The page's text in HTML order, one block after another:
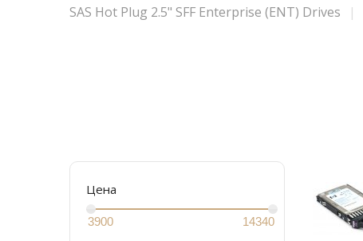
SAS Hot Plug 2.5" SFF Enterprise (ENT) Drives
Цена